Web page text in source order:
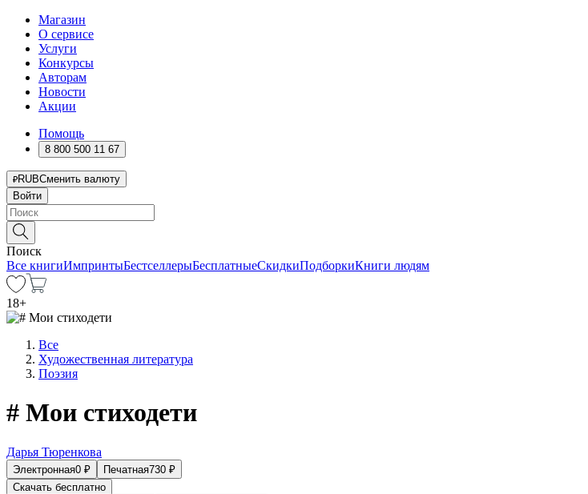
Магазин
О сервисе
Услуги
Конкурсы
Авторам
Новости
Акции
Помощь
8 800 500 11 67
RUBСменить валюту
Войти
Поиск
Все книгиИмпринтыБестселлерыБесплатныеСкидкиПодборкиКниги людям
18+
Все
Художественная литература
Поэзия
# Мои стиходети
Дарья Тюренкова
Электронная0 ₽ Печатная730 ₽
Скачать бесплатно